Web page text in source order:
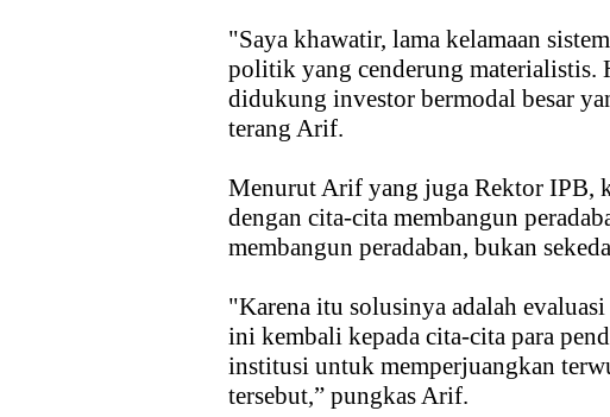
"Saya khawatir, lama kelamaan
politik yang cenderung materialistis.
didukung investor bermodal besar
terang Arif.
Menurut Arif yang juga Rektor IPB,
dengan cita-cita membangun
membangun peradaban, bukan
"Karena itu solusinya adalah
ini kembali kepada cita-cita para
institusi untuk memperjuangkan
tersebut,” pungkas Arif.